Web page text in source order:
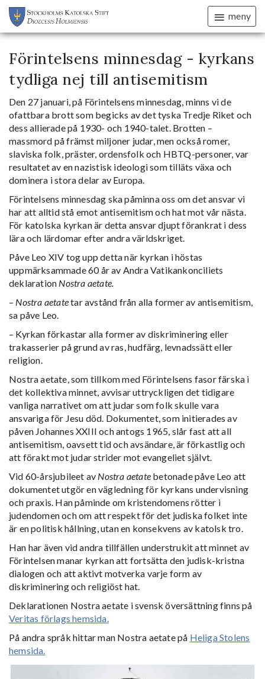
meny
Förintelsens minnesdag - kyrkans
tydliga nej till antisemitism
Den 27 januari, på Förintelsens minnesdag, minns vi de
ofattbara brott som begicks av det tyska Tredje Riket och
dess allierade på 1930- och 1940-talet. Brotten –
massmord på främst miljoner judar, men också romer,
slaviska folk, präster, ordensfolk och HBTQ-personer, var
resultatet av en nazistisk ideologi som tilläts växa och
dominera i stora delar av Europa.
Förintelsens minnesdag ska påminna oss om det ansvar vi
har att alltid stå emot antisemitism och hat mot vår nästa.
För katolska kyrkan är detta ansvar djupt förankrat i dess
lära och lärdomar efter andra världskriget.
Påve Leo XIV tog upp detta när kyrkan i höstas
uppmärksammade 60 år av Andra Vatikankonciliets
deklaration Nostra aetate.
– Nostra aetatetar avstånd från alla former av antisemitism,
sa påve Leo.
– Kyrkan förkastar alla former av diskriminering eller
trakasserier på grund av ras, hudfärg, levnadssätt eller
religion.
Nostra aetate, som tillkom med Förintelsens fasor färska i
det kollektiva minnet, avvisar uttryckligen det tidigare
vanliga narrativet om att judar som folk skulle vara
ansvariga för Jesu död. Dokumentet, som initierades av
påven Johannes XXIII och antogs 1965, slår fast att all
antisemitism, oavsett tid och avsändare, är förkastlig och
att förakt mot judar strider mot evangeliet självt.
Vid 60-årsjubileet av Nostra aetate betonade påve Leo att
dokumentet utgör en vägledning för kyrkans undervisning
och praxis. Han påminde om kristendomens rötter i
judendomen och om att respekt för det judiska folket inte
är en politisk hållning, utan en konsekvens av katolsk tro.
Han har även vid andra tillfällen understrukit att minnet av
Förintelsen manar kyrkan att fortsätta den judisk-kristna
dialogen och att aktivt motverka varje form av
diskriminering och religiöst hat.
Deklarationen Nostra aetate i svensk översättning finns på
Veritas förlags hemsida.
På andra språk hittar man Nostra aetate på Heliga Stolens
hemsida.